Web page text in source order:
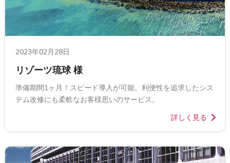
2023年02月28日
リゾーツ琉球 様
準備期間1ヶ月！スピード導入が可能。利便性を追求したシス
テム改修にも柔軟なお客様思いのサービス。
詳しく見る